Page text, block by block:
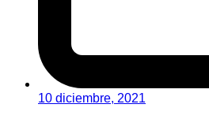
10 diciembre, 2021